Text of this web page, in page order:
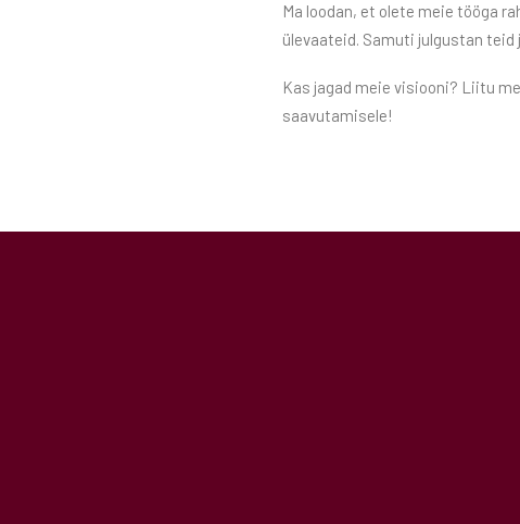
Ma loodan, et olete meie tööga
ülevaateid. Samuti julgustan
Kas jagad meie visiooni? Liitu
saavutamisele!